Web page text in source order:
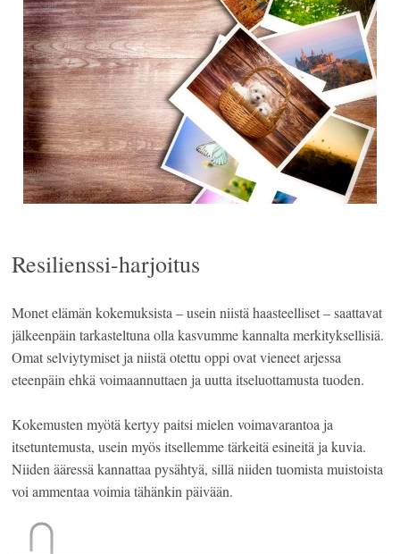
Resilienssi-harjoitus
Monet elämän kokemuksista – usein niistä haasteelliset – saattavat
jälkeenpäin tarkasteltuna olla kasvumme kannalta merkityksellisiä.
Omat selviytymiset ja niistä otettu oppi ovat vieneet arjessa
eteenpäin ehkä voimaannuttaen ja uutta itseluottamusta tuoden.
Kokemusten myötä kertyy paitsi mielen voimavarantoa ja
itsetuntemusta, usein myös itsellemme tärkeitä esineitä ja kuvia.
Niiden ääressä kannattaa pysähtyä, sillä niiden tuomista muistoista
voi ammentaa voimia tähänkin päivään.